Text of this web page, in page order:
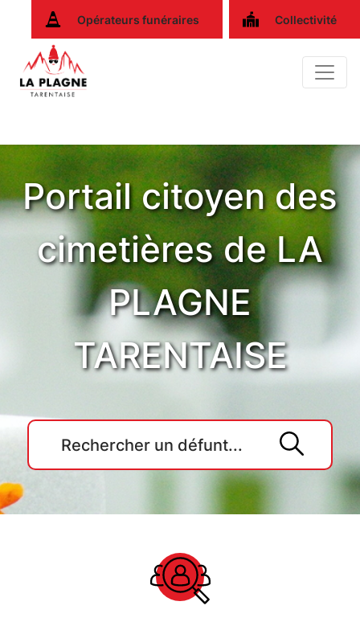
Opérateurs funéraires Collectivité
Portail citoyen des
cimetières de LA
PLAGNE
TARENTAISE
Accueil
du